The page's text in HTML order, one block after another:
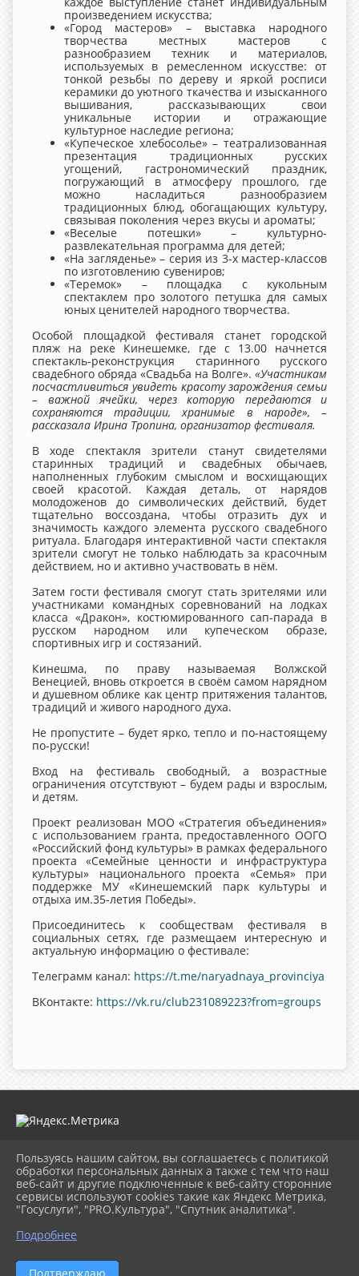
произведением искусства;
«Город мастеров» – выставка народного
творчества местных мастеров с
разнообразием техник и материалов,
используемых в ремесленном искусстве: от
тонкой резьбы по дереву и яркой росписи
керамики до уютного ткачества и изысканного
вышивания, рассказывающих свои
уникальные истории и отражающие
культурное наследие региона;
«Купеческое хлебосолье» – театрализованная
презентация традиционных русских
угощений, гастрономический праздник,
погружающий в атмосферу прошлого, где
можно насладиться разнообразием
традиционных блюд, обогащающих культуру,
связывая поколения через вкусы и ароматы;
«Веселые потешки» – культурно-
развлекательная программа для детей;
«На загляденье» – серия из 3-х мастер-классов
по изготовлению сувениров;
«Теремок» – площадка с кукольным
спектаклем про золотого петушка для самых
юных ценителей народного творчества.
Особой площадкой фестиваля станет городской
пляж на реке Кинешемке, где с 13.00 начнется
спектакль-реконструкция старинного русского
свадебного обряда «Свадьба на Волге». «Участникам
посчастливиться увидеть красоту зарождения семьи
– важной ячейки, через которую передаются и
сохраняются традиции, хранимые в народе», –
рассказала Ирина Тропина, организатор фестиваля.
В ходе спектакля зрители станут свидетелями
старинных традиций и свадебных обычаев,
наполненных глубоким смыслом и восхищающих
своей красотой. Каждая деталь, от нарядов
молодоженов до символических действий, будет
тщательно воссоздана, чтобы отразить дух и
значимость каждого элемента русского свадебного
ритуала. Благодаря интерактивной части спектакля
зрители смогут не только наблюдать за красочным
действием, но и активно участвовать в нём.
Затем гости фестиваля смогут стать зрителями или
участниками командных соревнований на лодках
класса «Дракон», костюмированного сап-парада в
русском народном или купеческом образе,
спортивных игр и состязаний.
Кинешма, по праву называемая Волжской
Венецией, вновь откроется в своём самом нарядном
и душевном облике как центр притяжения талантов,
традиций и живого народного духа.
Не пропустите – будет ярко, тепло и по-настоящему
по-русски!
Вход на фестиваль свободный, а возрастные
ограничения отсутствуют – будем рады и взрослым,
и детям.
Проект реализован МОО «Стратегия объединения»
с использованием гранта, предоставленного ООГО
«Российский фонд культуры» в рамках федерального
проекта «Семейные ценности и инфраструктура
культуры» национального проекта «Семья» при
поддержке МУ «Кинешемский парк культуры и
отдыха им.35-летия Победы».
Присоединитесь к сообществам фестиваля в
социальных сетях, где размещаем интересную и
актуальную информацию о фестивале:
Телеграмм канал: https://t.me/naryadnaya_provinciya
ВКонтакте: https://vk.ru/club231089223?from=groups
2026 г. mugdk.ru
Вход
Карта сайта
Политика обработки персональных данных
Сделано на KubCMS
Пользуясь нашим сайтом, вы соглашаетесь с политикой
обработки персональных данных а также с тем что наш
веб-сайт и другие подключенные к веб-сайту сторонние
сервисы используют cookies такие как Яндекс Метрика,
"Госуслуги", "PRO.Культура", "Спутник аналитика".
Подробнее